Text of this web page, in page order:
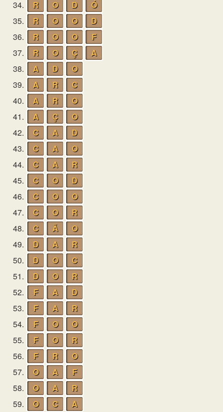
34. R O D
Ó
35.
R O O
D
36.
R O O
F
37.
R O Ç
A
38.
A D
O
39.
A R
C
40.
A R
O
41.
A Ç
O
42.
C A
D
43.
C A
O
44.
C A
R
45.
C O
D
46.
C O
O
47.
C O
R
48.
C Ã
O
49.
D A
R
50.
D O
C
51.
D O
R
52.
F A
D
53.
F A
R
54.
F O
O
55.
F O
R
56.
F R
O
57.
O A
F
58.
O A
R
59.
O C
A